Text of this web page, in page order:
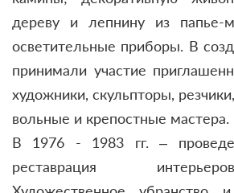
дереву и лепнину из папье-
осветительные приборы. В
принимали участие
художники, скульпторы,
вольные и крепостные мастера.
В 1976 - 1983 гг. –
реставрация